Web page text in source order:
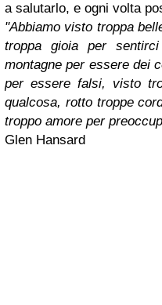
a salutarlo, e ogni volta
"Abbiamo visto troppa
troppa gioia per
montagne per essere dei
per essere falsi, visto
qualcosa, rotto troppe
troppo amore per
Glen Hansard